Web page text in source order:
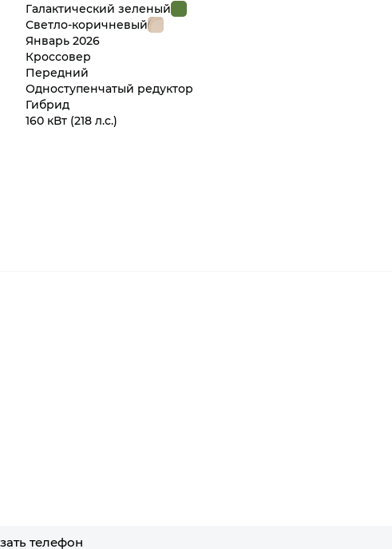
Галактический зеленый
Светло-коричневый
Январь 2026
Кроссовер
Передний
Одноступенчатый редуктор
Гибрид
160 кВт (218 л.с.)
телефон